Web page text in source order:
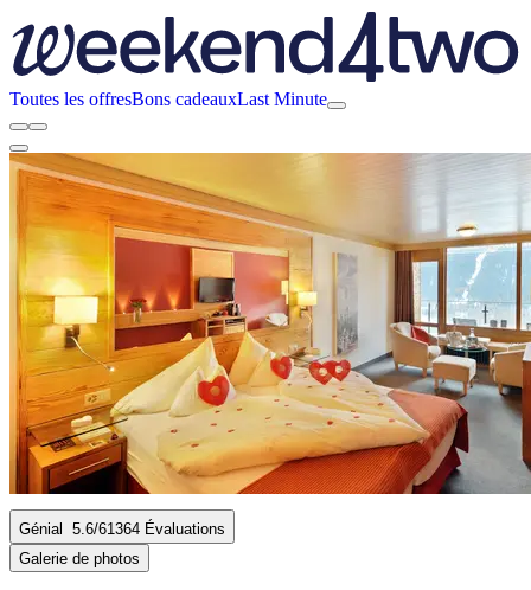
Toutes les offresBons cadeauxLast Minute
Génial 5.6/61364 Évaluations
Galerie de photos